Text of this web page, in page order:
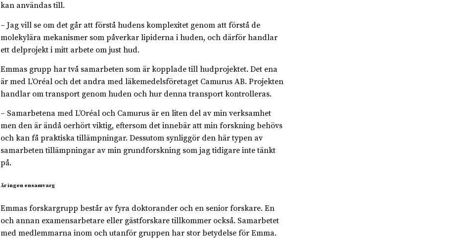
kan användas till.
– Jag vill se om det går att förstå hudens komplexitet genom att förstå de
molekylära mekanismer som påverkar lipiderna i huden, och därför handlar
ett delprojekt i mitt arbete om just hud.
Emmas grupp har två samarbeten som är kopplade till hudprojektet. Det ena
är med L’Oréal och det andra med läkemedelsföretaget Camurus AB. Projekten
handlar om transport genom huden och hur denna transport kontrolleras.
– Samarbetena med L’Oréal och Camurus är en liten del av min verksamhet
men den är ändå oerhört viktig, eftersom det innebär att min forskning behövs
och kan få praktiska tillämpningar. Dessutom synliggör den här typen av
samarbeten tillämpningar av min grundforskning som jag tidigare inte tänkt
på.
Är ingen ensamvarg
Emmas forskargrupp består av fyra doktorander och en senior forskare. En
och annan examensarbetare eller gästforskare tillkommer också. Samarbetet
med medlemmarna inom och utanför gruppen har stor betydelse för Emma.